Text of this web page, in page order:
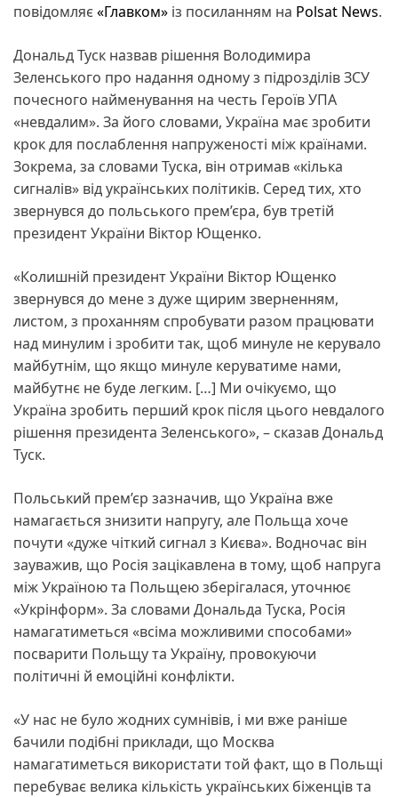
повідомляє«Главком» із посиланням на Polsat News.
Дональд Туск назвав рішення Володимира
Зеленського про надання одному з підрозділів ЗСУ
почесного найменування на честь Героїв УПА
«невдалим». За його словами, Україна має зробити
крок для послаблення напруженості між країнами.
Зокрема, за словами Туска, він отримав «кілька
сигналів» від українських політиків. Серед тих, хто
звернувся до польського прем’єра, був третій
президент України Віктор Ющенко.
«Колишній президент України Віктор Ющенко
звернувся до мене з дуже щирим зверненням,
листом, з проханням спробувати разом працювати
над минулим і зробити так, щоб минуле не керувало
майбутнім, що якщо минуле керуватиме нами,
майбутнє не буде легким. […] Ми очікуємо, що
Україна зробить перший крок після цього невдалого
рішення президента Зеленського», – сказав Дональд
Туск.
Польський прем’єр зазначив, що Україна вже
намагається знизити напругу, але Польща хоче
почути «дуже чіткий сигнал з Києва». Водночас він
зауважив, що Росія зацікавлена в тому, щоб напруга
між Україною та Польщею зберігалася, уточнює
«Укрінформ». За словами Дональда Туска, Росія
намагатиметься «всіма можливими способами»
посварити Польщу та Україну, провокуючи
політичні й емоційні конфлікти.
«У нас не було жодних сумнівів, і ми вже раніше
бачили подібні приклади, що Москва
намагатиметься використати той факт, що в Польщі
перебуває велика кількість українських біженців та